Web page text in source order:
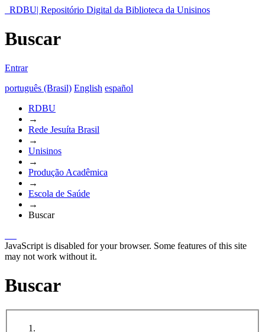
RDBU| Repositório Digital da Biblioteca da Unisinos
Buscar
Entrar
português (Brasil) English español
RDBU
→
Rede Jesuíta Brasil
→
Unisinos
→
Produção Acadêmica
→
Escola de Saúde
→
Buscar
JavaScript is disabled for your browser. Some features of this site
may not work without it.
Buscar